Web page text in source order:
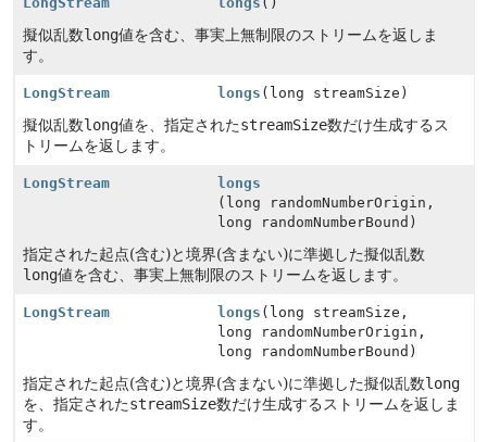
擬似乱数long値を含む、事実上無制限のストリームを返しま
す。
LongStream longs (long streamSize)
擬似乱数long値を、指定されたstreamSize数だけ生成するス
トリームを返します。
LongStream
longs
(long randomNumberOrigin,
long randomNumberBound)
指定された起点(含む)と境界(含まない)に準拠した擬似乱数
long値を含む、事実上無制限のストリームを返します。
LongStream longs (long streamSize,
long randomNumberOrigin,
long randomNumberBound)
指定された起点(含む)と境界(含まない)に準拠した擬似乱数long
を、指定されたstreamSize数だけ生成するストリームを返しま
す。